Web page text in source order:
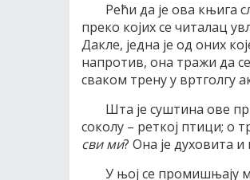
Рећи да је ова књига
преко којих се читалац
Дакле, једна је од оних
напротив, она тражи да
сваком трену у вртголгу
Шта је суштина ове
соколу – реткој птици; о
сви ми? Она је духовита
У њој се промишњају